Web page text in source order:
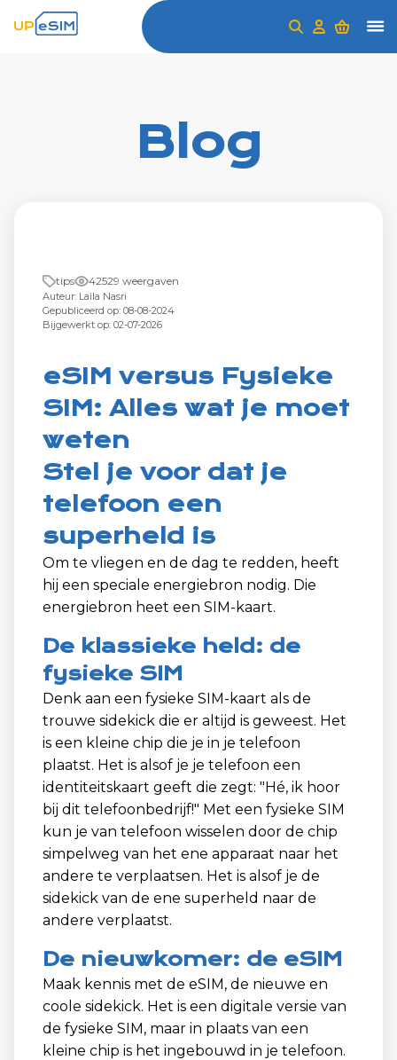
Blog
tips 42529 weergaven
Auteur: Laila Nasri
Gepubliceerd op: 08-08-2024
Bijgewerkt op: 02-07-2026
eSIM versus Fysieke
SIM: Alles wat je moet
weten
Stel je voor dat je
telefoon een
superheld is
Om te vliegen en de dag te redden, heeft
hij een speciale energiebron nodig. Die
energiebron heet een SIM-kaart.
De klassieke held: de
fysieke SIM
Denk aan een fysieke SIM-kaart als de
trouwe sidekick die er altijd is geweest. Het
is een kleine chip die je in je telefoon
plaatst. Het is alsof je je telefoon een
identiteitskaart geeft die zegt: "Hé, ik hoor
bij dit telefoonbedrijf!" Met een fysieke SIM
kun je van telefoon wisselen door de chip
simpelweg van het ene apparaat naar het
andere te verplaatsen. Het is alsof je de
sidekick van de ene superheld naar de
andere verplaatst.
De nieuwkomer: de eSIM
Maak kennis met de eSIM, de nieuwe en
coole sidekick. Het is een digitale versie van
de fysieke SIM, maar in plaats van een
kleine chip is het ingebouwd in je telefoon.